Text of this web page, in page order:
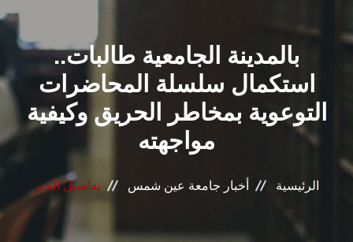
القطاعـات
الشئون الأكاديمية
البحث العلمي
الرعاية الصحية
المراكز والوحدات
الأنظمة الذكية
بالمدينة الجامعية طالبات..
استكمال سلسلة المحاضرات
التوعوية بمخاطر الحريق وكيفية
مواجهته
الرئيسية أخبار جامعة عين شمس تفاصيل الخبر